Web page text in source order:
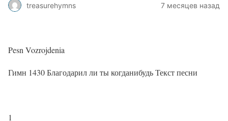
treasurehymns 7 месяцев назад
Pesn Vozrojdenia
Гимн 1430 Благодарил ли ты когданибудь Текст песни
1